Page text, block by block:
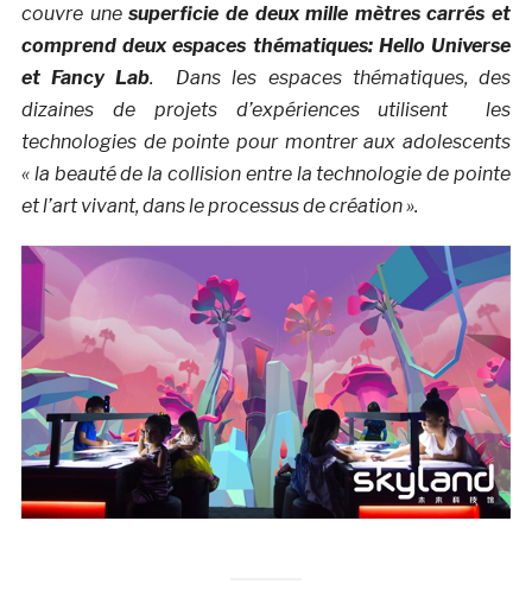
couvre unesuperficie de deux mille mètres carrés et
comprend deux espaces thématiques: Hello Universe
et Fancy Lab. Dans les espaces thématiques, des
dizaines de projets d’expériences utilisent les
technologies de pointe pour montrer aux adolescents
« la beauté de la collision entre la technologie de pointe
et l’art vivant, dans le processus de création ».